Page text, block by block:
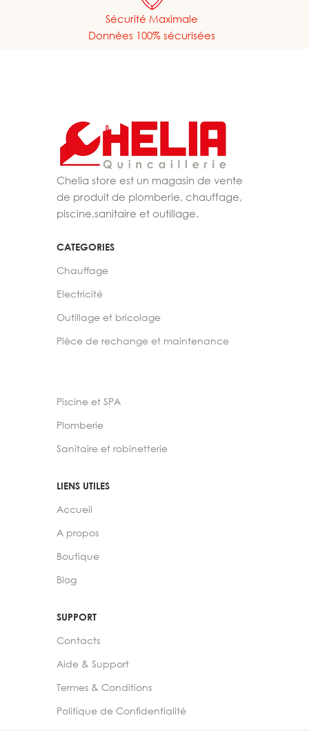
Sécurité Maximale
Données 100% sécurisées
Chelia store est un magasin de vente
de produit de plomberie, chauffage,
piscine,sanitaire et outillage.
CATEGORIES
Chauffage
Electricité
Outillage et bricolage
Pièce de rechange et maintenance
Piscine et SPA
Plomberie
Sanitaire et robinetterie
LIENS UTILES
Accueil
A propos
Boutique
Blog
SUPPORT
Contacts
Aide & Support
Termes & Conditions
Politique de Confidentialité